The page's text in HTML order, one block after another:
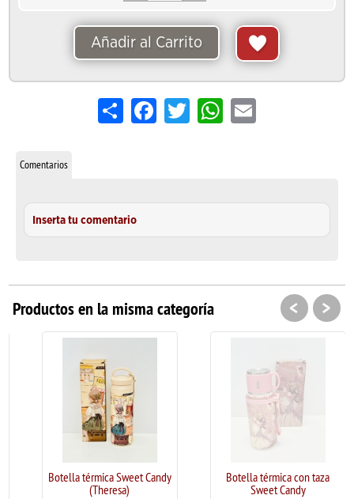
Añadir al Carrito
Share FacebookTwitterWhatsApp
Email
Comentarios
Inserta tu comentario
Productos en la misma categoría
Botella térmica Sweet Candy
(Theresa)
Botella térmica con taza
Sweet Candy
< >